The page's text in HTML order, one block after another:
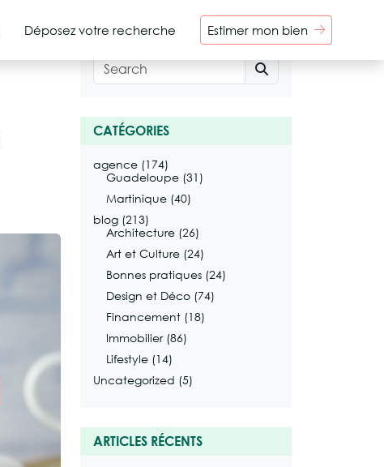
Déposez votre recherche Estimer mon bien
Search
CATÉGORIES
agence (174)
Guadeloupe (31)
Martinique (40)
blog (213)
Architecture (26)
Art et Culture (24)
Bonnes pratiques (24)
Design et Déco (74)
Financement (18)
Immobilier(86)
Lifestyle (14)
Uncategorized (5)
ARTICLES RÉCENTS